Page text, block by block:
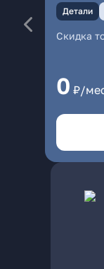
Детали
Скидка
0 ₽/